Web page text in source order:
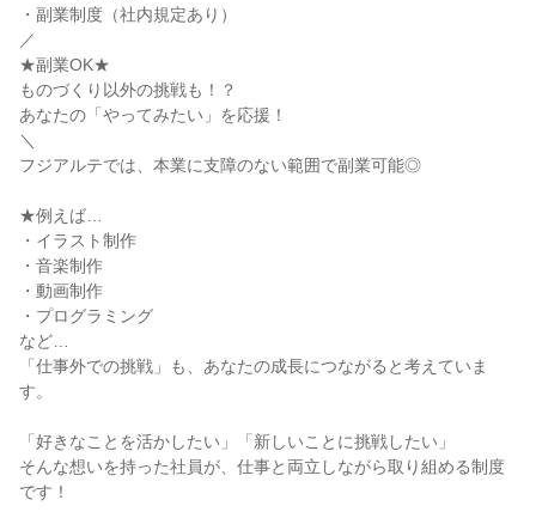
・副業制度（社内規定あり）
／
★副業OK★
ものづくり以外の挑戦も！？
あなたの「やってみたい」を応援！
＼
フジアルテでは、本業に支障のない範囲で副業可能◎
★例えば…
・イラスト制作
・音楽制作
・動画制作
・プログラミング
など…
「仕事外での挑戦」も、あなたの成長につながると考えていま
す。
「好きなことを活かしたい」「新しいことに挑戦したい」
そんな想いを持った社員が、仕事と両立しながら取り組める制度
です！